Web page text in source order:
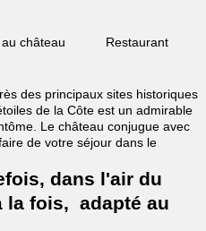
château Restaurant
des principaux sites historiques
de la Côte est un admirable
Le château conjugue avec
de votre séjour dans le
dans l'air du
la fois, adapté au